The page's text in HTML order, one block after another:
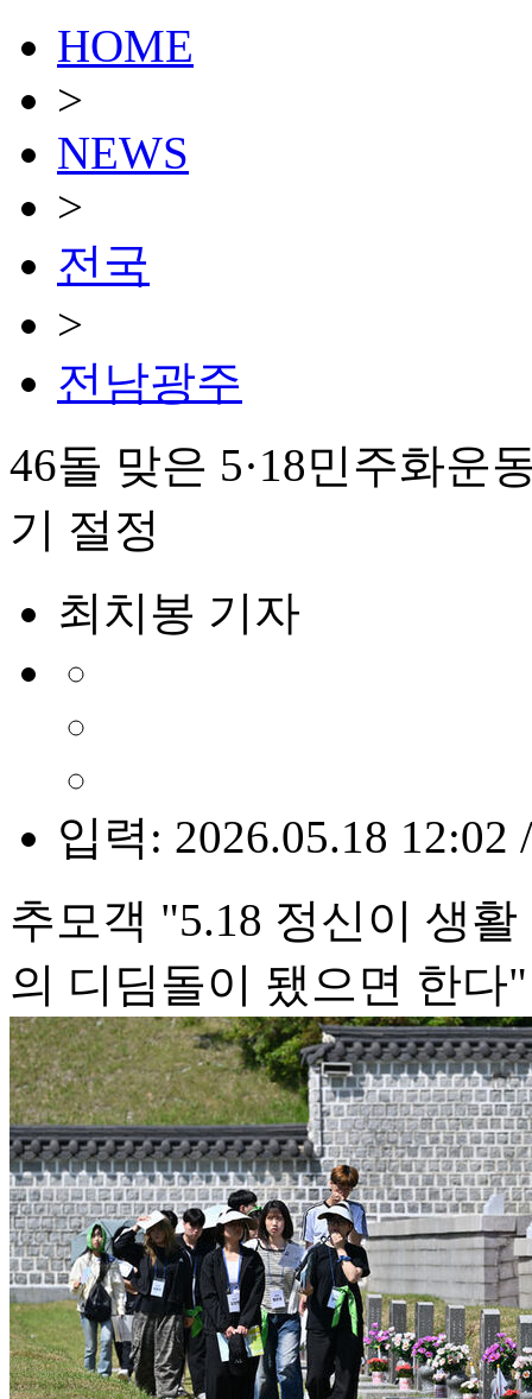
HOME
>
NEWS
>
전국
>
전남광주
46돌 맞은 5·18민주화운
기 절정
최치봉 기자
입력: 2026.05.18 12:02
추모객 "5.18 정신이 생
의 디딤돌이 됐으면 한다"